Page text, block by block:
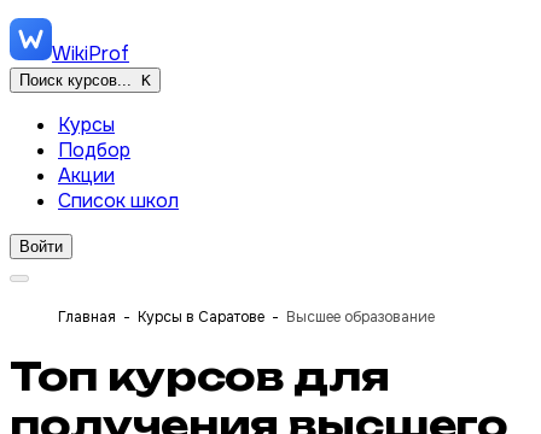
WikiProf
Поиск курсов... K
Курсы
Подбор
Акции
Список школ
Войти
Главная Курсы в Саратове Высшее образование
Топ курсов для